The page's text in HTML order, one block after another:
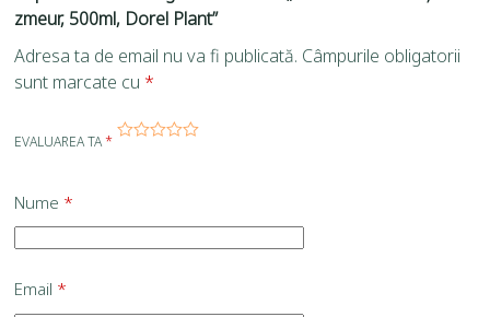
zmeur, 500ml, Dorel Plant”
Adresa ta de email nu va fi publicată. Câmpurile obligatorii
sunt marcate cu *
EVALUAREA TA*
Nume *
Email *